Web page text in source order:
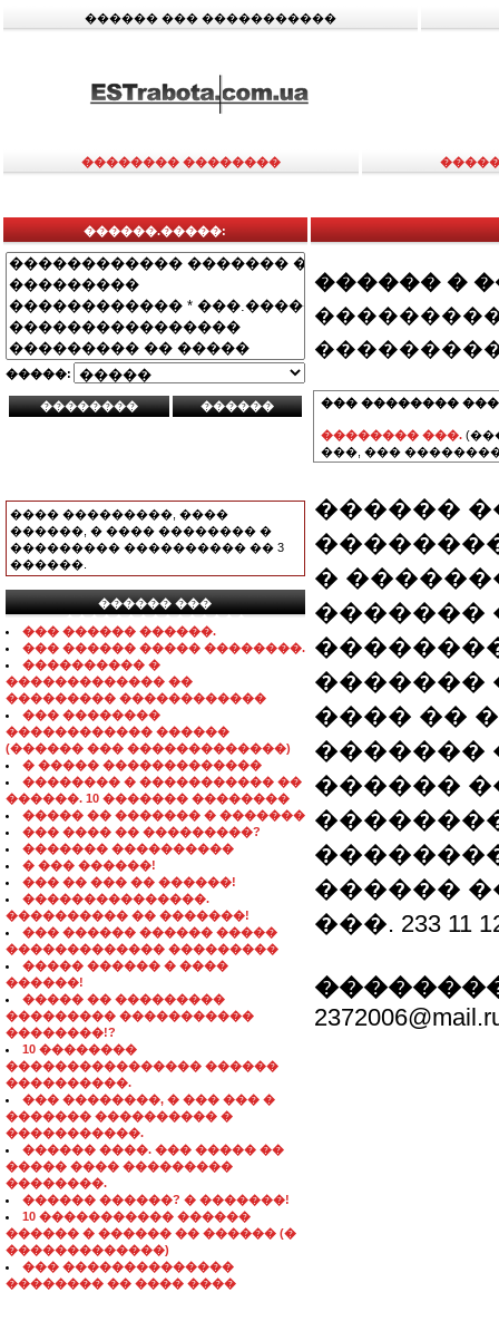
������ ��� �����������
�������� ��������
������.�����:
�����:
���� ���������, ����
������, � ���� �������� �
��������� ���������� �� 3
������.
������ ���
���������������
��� ������ ������.
��� ������ ����� ��������.
���������� �
������������� ��
��������� ������������
��� ��������
������������ ������
(������ ��� �������������)
� ����� �������������
�������� � ����������� ��
������. 10 ������� ��������
����� �� ������� � �������
��� ���� �� ���������?
������� ����������
� ��� ������!
��� �� ��� �� ������!
���������������.
���������� �� �������!
��� ������ ������ �����
������������� ���������
����� ������ � ����
������!
����� �� ���������
��������� �����������
��������!?
10 ��������
���������������� ������
����������.
��� ��������, � ��� ��� �
������� ���������� �
�����������.
������ ����. ��� ����� ��
����� ���� ���������
��������.
������ ������? � �������!
10 ����������� ������
������ � ������ �� ������ (�
�������������)
��� ��������������
�������� �� ���� ����
������ �
��� ��������
�������� ���.
���, ���
������
�
�������
�������
���� ��
�������
������
��������
������ �� e-
���. 233 11